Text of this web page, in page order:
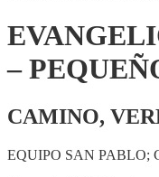
–
CAMINO,
EQUIPO SAN PABLO;